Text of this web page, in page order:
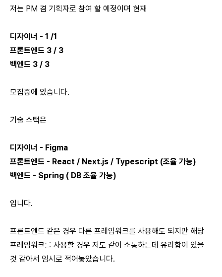
저는 PM 겸 기획자로 참여 할 예정이며 현재
디자이너 - 1 /1
프론트엔드 3 / 3
백엔드 3 / 3
모집중에 있습니다.
기술 스택은
디자이너 - Figma
프론트엔드 - React / Next.js / Typescript (조율 가능)
백엔드 - Spring ( DB 조율 가능)
입니다.
프론트엔드 같은 경우 다른 프레임워크를 사용해도 되지만 해당
프레임워크를 사용할 경우 저도 같이 소통하는데 유리함이 있을
것 같아서 임시로 적어놓았습니다.